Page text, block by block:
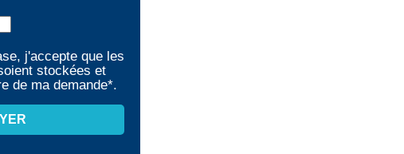
j'accepte que les
stockées et
de ma demande*.